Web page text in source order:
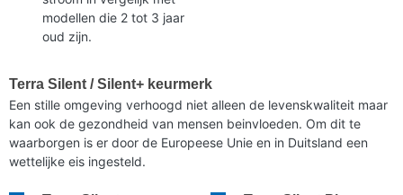
modellen die 2 tot 3 jaar
oud zijn.
Terra Silent / Silent+ keurmerk
Een stille omgeving verhoogd niet alleen de levenskwaliteit maar
kan ook de gezondheid van mensen beinvloeden. Om dit te
waarborgen is er door de Europeese Unie en in Duitsland een
wettelijke eis ingesteld.